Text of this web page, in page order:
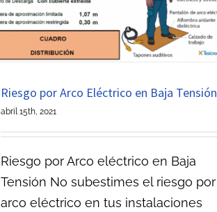
Riesgo por Arco Eléctrico en Baja Tensión
abril 15th, 2021
Riesgo por Arco eléctrico en Baja
Tensión No subestimes el riesgo por
arco eléctrico en tus instalaciones